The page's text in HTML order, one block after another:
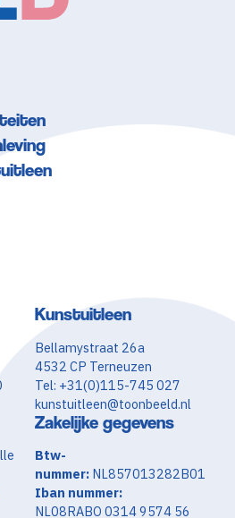
Kunstuitleen
Bellamystraat 26a
4532 CP Terneuzen
Tel: +31(0)115-745 027
kunstuitleen@toonbeeld.nl
Zakelijke gegevens
Btw-
nummer: NL857013282B01
Iban nummer:
NL08RABO 0314 9574 56